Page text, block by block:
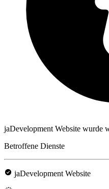
jaDevelopment Website wurde
Betroffene Dienste
jaDevelopment Website